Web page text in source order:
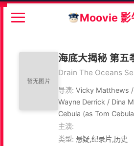
Moovie 影
海底大揭秘 第五
Drain The Oceans
导演: Vicky Matthews
Wayne Derrick / Dina
Cebula (as Tom
主演:
类型: 悬疑,纪录片,历史